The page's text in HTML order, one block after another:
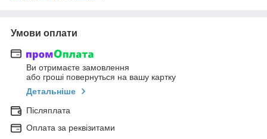
Умови оплати
Ви отримаєте замовлення
або гроші повернуться на вашу картку
Детальніше
Післяплата
Оплата за реквізитами